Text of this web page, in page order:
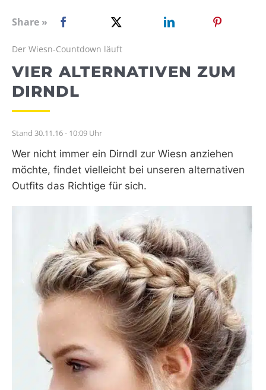
WEBRADIO
Share »
Der Wiesn-Countdown läuft
VIER ALTERNATIVEN ZUM
DIRNDL
Stand 30.11.16 - 10:09 Uhr
Wer nicht immer ein Dirndl zur Wiesn anziehen
möchte, findet vielleicht bei unseren alternativen
Outfits das Richtige für sich.